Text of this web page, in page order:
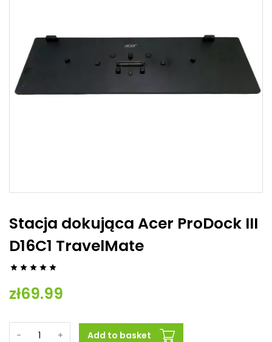
Stacja dokująca Acer ProDock III
D16C1 TravelMate
    
zł69.99
- + Add to basket